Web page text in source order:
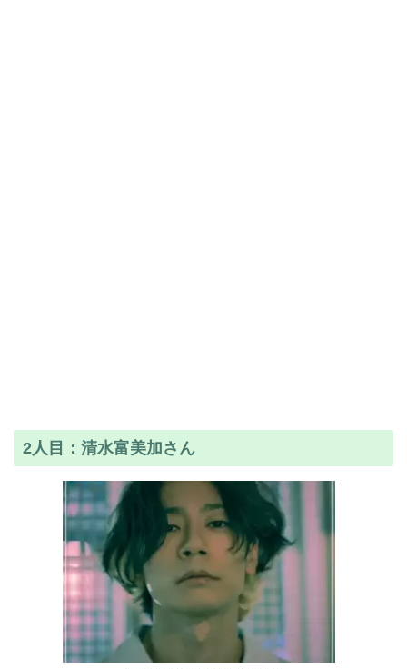
2人目：清水富美加さん